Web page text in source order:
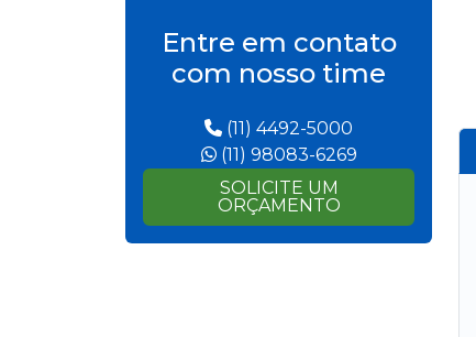
Entre em contato
com nosso time
(11) 4492-5000
(11) 98083-6269
SOLICITE UM
ORÇAMENTO